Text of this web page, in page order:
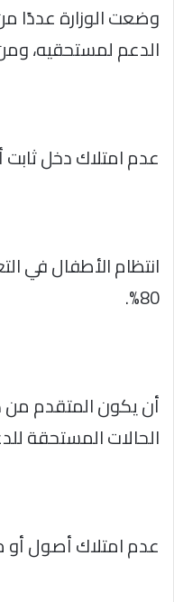
وضعت الوزارة
الدعم لمستحقيه، ومن
عدم امتلاك دخل
انتظام الأطفال في
80%.
أن يكون المتقدم من
الحالات المستحقة
عدم امتلاك أصول أو